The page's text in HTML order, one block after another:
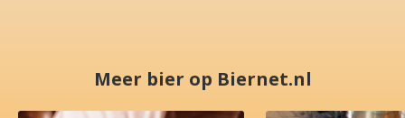
Meer bier op Biernet.nl